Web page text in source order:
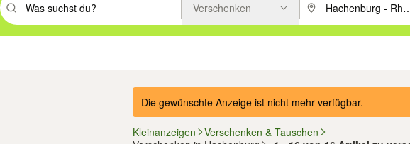
Suchbegriff eingeben. Eingabetaste drücken um zu suchen, oder Vorschläge mit den
Verschenken PLZ oder Ort
Die gewünschte Anzeige ist nicht mehr verfügbar.
Kleinanzeigen
Verschenken & Tauschen